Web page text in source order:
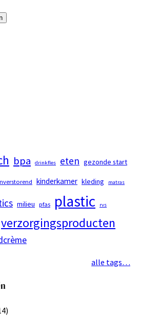
bpa drinkfles eten gezonde start
kinderkamer kleding matras
milieu pfas plastic rvs
verzorgingsproducten
alle tags…